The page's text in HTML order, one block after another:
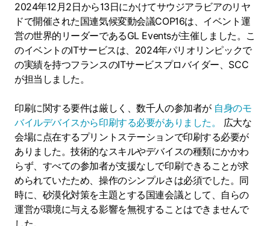
2024年12月2日から13日にかけてサウジアラビアのリヤ
ドで開催された国連気候変動会議COP16は、イベント運
営の世界的リーダーであるGL Eventsが主催しました。こ
のイベントのITサービスは、2024年パリオリンピックで
の実績を持つフランスのITサービスプロバイダー、SCC
が担当しました。
印刷に関する要件は厳しく、数千人の参加者が 自身のモ
バイルデバイスから印刷する必要がありました。
広大な
会場に点在するプリントステーションで印刷する必要が
ありました。技術的なスキルやデバイスの種類にかかわ
らず、すべての参加者が支援なしで印刷できることが求
められていたため、操作のシンプルさは必須でした。同
時に、砂漠化対策を主題とする国連会議として、自らの
運営が環境に与える影響を無視することはできませんで